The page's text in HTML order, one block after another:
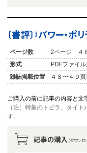
〔書評〕『パワー・
ページ数
2ページ ４
形式
PDFファイ
雑誌掲載位置
４８〜４９頁
ご購入の前に記事の内容と文
（注）特集のトビラ、タイ
す。
記事の購入 （ダウンロ